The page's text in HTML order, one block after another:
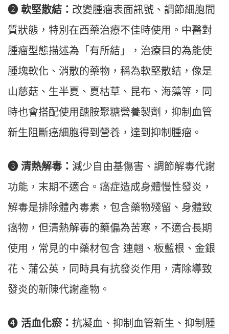
❷ 軟堅散結： 改變腫瘤表面訊號、調節細胞間
質狀態，特別在西藥治療不佳時使用。中醫對
腫瘤型態描述為「有所結」，治療目的為能使
腫塊軟化、消散的藥物，稱為軟堅散結，像是
山慈菇、生半夏、夏枯草、昆布、海藻等，同
時也會搭配使用醣胺聚糖營養製劑，抑制血管
新生阻斷癌細胞得到營養，達到抑制腫瘤。
❸ 清熱解毒： 減少自由基傷害、調節解毒代謝
功能，末期不適合。癌症造成身體慢性發炎，
解毒是排除體內毒素，包含藥物殘留、身體致
癌物，但清熱解毒的藥偏為苦寒，不適合長期
使用，常見的中藥材包含 連翹、板藍根、金銀
花、蒲公英，同時具有抗發炎作用，清除導致
發炎的新陳代謝產物。
❹ 活血化瘀： 抗凝血、抑制血管新生、抑制腫